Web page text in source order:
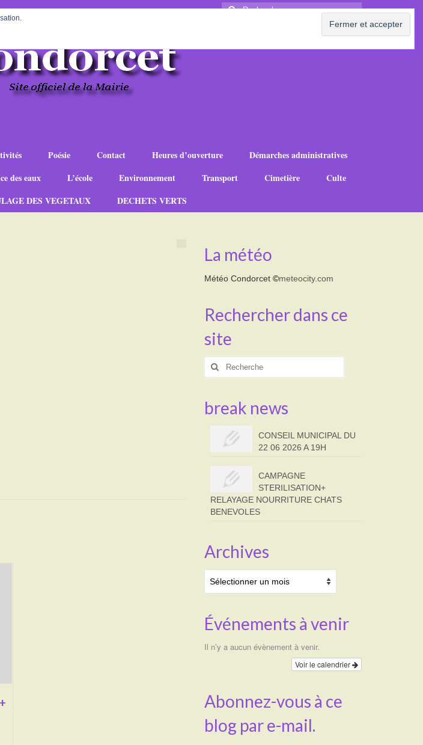
Rechercher
Poésie Contact Heures d’ouverture
Démarches administratives
des eaux L’école Environnement Transport Cimetière
Culte
DES VEGETAUX DECHETS VERTS
La météo
Météo Condorcet©meteocity.com
Rechercher dans ce
site
Rechercher
break news
CONSEIL MUNICIPAL DU
22 06 2026 A 19H
CAMPAGNE
STERILISATION+
RELAYAGE NOURRITURE CHATS
BENEVOLES
Archives
Événements à venir
Il n’y a aucun évènement à venir.
Voir le calendrier
Abonnez-vous à ce
blog par e-mail.